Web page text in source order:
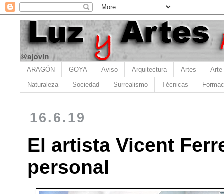
ARAGÓN GOYA Aviso Arquitectura Artes Arte
Naturaleza Sociedad Surrealismo Técnicas
16.6.19
El artista Vicent
personal